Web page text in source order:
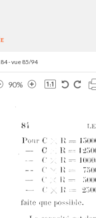
- vue 85/94
90%